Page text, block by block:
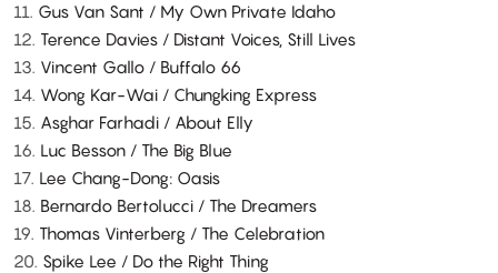
11. Gus Van Sant / My Own Private Idaho
12. Terence Davies / Distant Voices, Still Lives
13. Vincent Gallo / Buffalo 66
14. Wong Kar-Wai / Chungking Express
15. Asghar Farhadi / About Elly
16. Luc Besson / The Big Blue
17. Lee Chang-Dong: Oasis
18. Bernardo Bertolucci / The Dreamers
19. Thomas Vinterberg / The Celebration
20. Spike Lee / Do the Right Thing